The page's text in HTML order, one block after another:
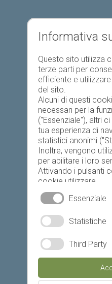
Registrazione
Elenco preferiti
© www.drescher.it -
colofone
Informativa
Questo sito utilizza
terze parti per
efficiente e
del sito.
Alcuni di questi
necessari per la
("Essenziale"), altri
tua esperienza di
statistici anonimi
Inoltre, vengono
per abilitare i loro
Attivando i pulsanti
cookie utilizzare.
Cliccando su
o "Rifiuta
Il tuo consenso
Essenziale
Statistiche
Third Party